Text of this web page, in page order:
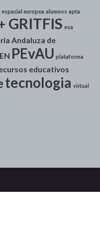
espacial europea alumnos apta
GRITFIS esa
Andaluza de
PEvAU plataforma
educativos
tecnologia virtual